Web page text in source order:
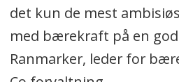
det kun de mest
med bærekraft på en
Ranmarker, leder for